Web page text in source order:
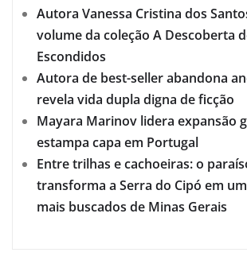
Autora Vanessa Cristina dos
volume da coleção A Descoberta
Escondidos
Autora de best-seller abandona
revela vida dupla digna de ficção
Mayara Marinov lidera expansão
estampa capa em Portugal
Entre trilhas e cachoeiras: o
transforma a Serra do Cipó em
mais buscados de Minas Gerais